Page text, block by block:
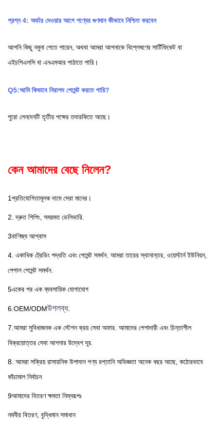
প্রশ্ন 4: অর্ডার দেওয়ার আগে পণ্যের গুণমান কীভাবে নিশ্চিত করবেন
আপনি কিছু নমুনা পেতে পারেন, অথবা আমরা আপনাকে বিশ্লেষণের সার্টিফিকেট বা
এইচপিএলসি বা এনএমআর পাঠাতে পারি।
Q5:আমি কিভাবে নিরাপদ পেমেন্ট করতে পারি?
পুরো লেনদেনটি তৃতীয় পক্ষের তদারকিতে আছে।
কেন আমাদের বেছে নিলেন?
1প্রতিযোগিতামূলক দামে সেরা মানের।
2. দ্রুত শিপিং, সময়মত ডেলিভারি.
3বাণিজ্য আশ্বাস
4. একাধিক ট্রেডিং পদ্ধতি এবং পেমেন্ট সমর্থন. আমরা তারের স্থানান্তর, ওয়েস্টার্ন ইউনিয়ন,
পেপাল পেমেন্ট সমর্থন.
5একের পর এক ব্যবসায়িক যোগাযোগ
6.OEM/ODMউপলব্ধ.
7.আমরা সুবিধাজনক এক স্টেশন ক্রয় সেবা অফার. আমাদের পেশাদারী এবং চিন্তাশীল
বিক্রয়োত্তর সেবা আপনার উদ্বেগ দূর.
8. আমরা সক্রিয় রাসায়নিক উপাদান পণ্য রপ্তানি অভিজ্ঞতা অনেক বছর আছে, কঠোরভাবে
কাঁচামাল নির্বাচন
9আমাদের বিতরণ ক্ষমতা নিম্নরূপঃ
নমনীয় বিতরণ, বুদ্ধিমান সমাধান